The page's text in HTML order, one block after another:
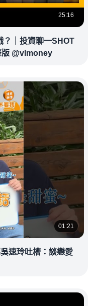
25:16
？｜投資聊一SHOT
版 @vlmoney
01:21
速玲吐槽：談戀愛